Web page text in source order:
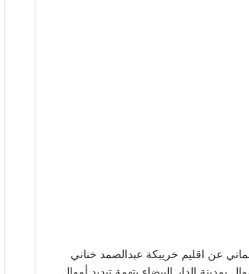
عن اقليم خريبكة عبدالصمد خناني